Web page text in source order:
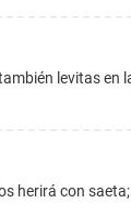
levitas en
herirá con